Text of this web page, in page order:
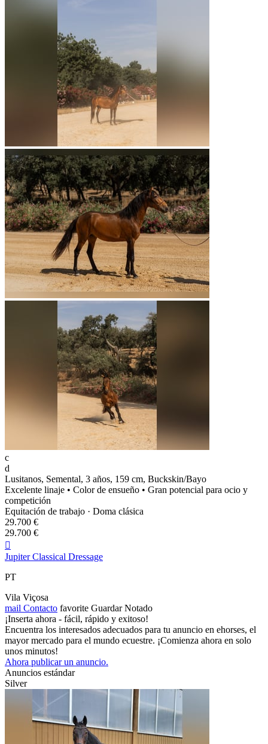
c
d
Lusitanos, Semental, 3 años, 159 cm, Buckskin/Bayo
Excelente linaje • Color de ensueño • Gran potencial para ocio y
competición
Equitación de trabajo · Doma clásica
29.700 €
29.700 €

Jupiter Classical Dressage
PT
Vila Viçosa
mail Contacto favorite Guardar Notado
¡Inserta ahora - fácil, rápido y exitoso!
Encuentra los interesados adecuados para tu anuncio en ehorses, el
mayor mercado para el mundo ecuestre. ¡Comienza ahora en solo
unos minutos!
Ahora publicar un anuncio.
Anuncios estándar
Silver